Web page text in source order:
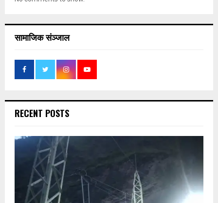
सामाजिक संञ्जाल
RECENT POSTS